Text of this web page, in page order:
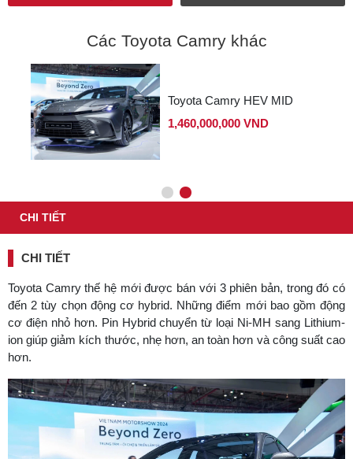
Các Toyota Camry khác
Toyota Camry HEV MID
1,460,000,000 VND
CHI TIẾT
CHI TIẾT
Toyota Camry thế hệ mới được bán với 3 phiên bản, trong đó có
đến 2 tùy chọn động cơ hybrid. Những điểm mới bao gồm động
cơ điện nhỏ hơn. Pin Hybrid chuyển từ loại Ni-MH sang Lithium-
ion giúp giảm kích thước, nhẹ hơn, an toàn hơn và công suất cao
hơn.